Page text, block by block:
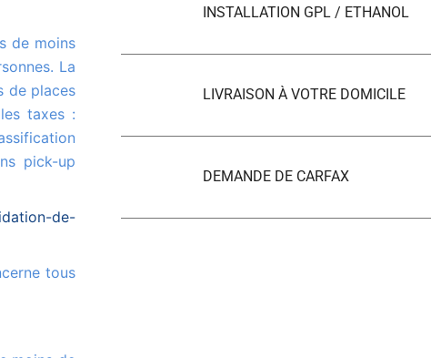
La
de places
taxes :
pick-up
de-
INSTALLATION GPL / ETHANOL
LIVRAISON À VOTRE DOMICILE
DEMANDE DE CARFAX